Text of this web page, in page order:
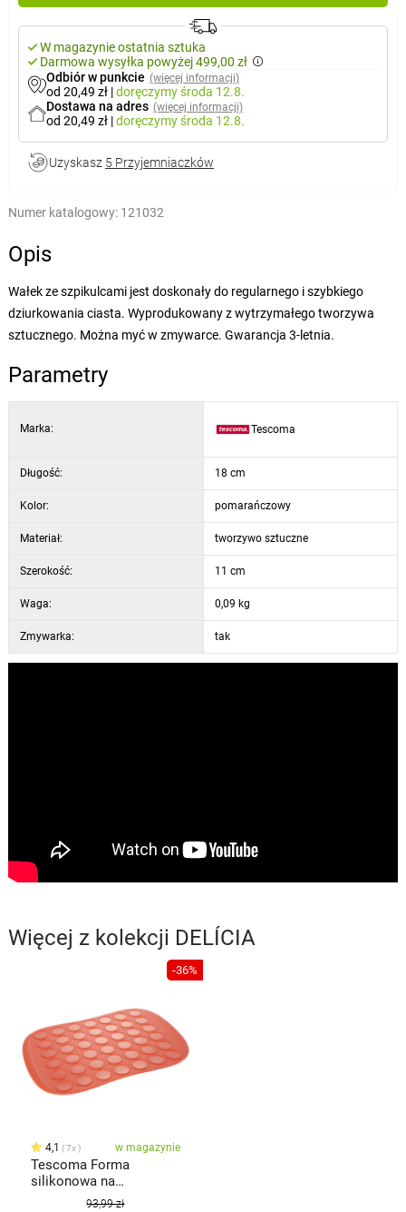
W magazynie ostatnia sztuka
Darmowa wysyłka powyżej 499,00 zł
Odbiór w punkcie (więcej informacji)
od 20,49 zł |doręczymyśroda 12.8.
Dostawa na adres (więcej informacji)
od 20,49 zł |doręczymyśroda 12.8.
Uzyskasz 5 Przyjemniaczków
Numer katalogowy: 121032
Opis
Wałek ze szpikulcami jest doskonały do regularnego i szybkiego
dziurkowania ciasta. Wyprodukowany z wytrzymałego tworzywa
sztucznego. Można myć w zmywarce. Gwarancja 3-letnia.
Parametry
Marka: Tescoma
Długość: 18 cm
Kolor: pomarańczowy
Materiał: tworzywo sztuczne
Szerokość: 11 cm
Waga: 0,09 kg
Zmywarka: tak
Więcej z kolekcji DELÍCIA
-36%
4,1 7x w magazynie
Tescoma Forma
silikonowa na
makaroniki DELÍCIA
93,99 zł